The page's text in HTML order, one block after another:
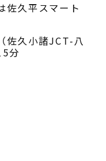
佐久平スマート
佐久小諸JCT-八
分